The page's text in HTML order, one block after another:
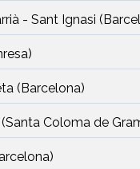
- Sant Ignasi
(Barcelona)
(Santa Coloma de